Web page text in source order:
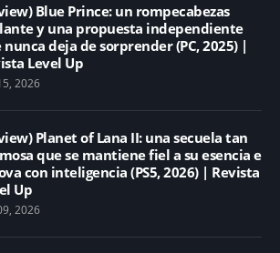
Blue Prince: un rompecabezas
y una propuesta independiente
nunca deja de sorprender (PC, 2025) |
Level Up
2026
Planet of Lana II: una secuela tan
que se mantiene fiel a su esencia e
con inteligencia (PS5, 2026) | Revista
Up
2026